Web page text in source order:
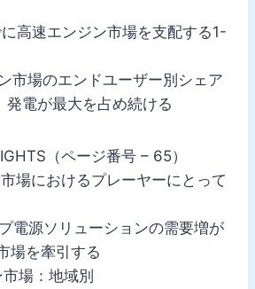
高速エンジン市場を支配する1-
市場のエンドユーザー別シェア
発電が最大を占め続ける
（ページ番号 – 65）
場におけるプレーヤーにとって
電源ソリューションの需要増が
場を牽引する
場：地域別